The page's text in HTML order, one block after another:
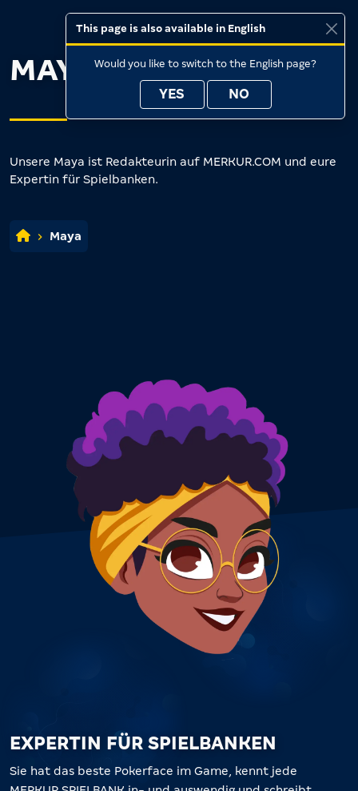
MAYA
Unsere Maya ist Redakteurin auf MERKUR.COM und eure
Expertin für Spielbanken.
Maya
EXPERTIN FÜR SPIELBANKEN
Sie hat das beste Pokerface im Game, kennt jede
This page is also available in English
Would you like to switch to the English page?
YES NO